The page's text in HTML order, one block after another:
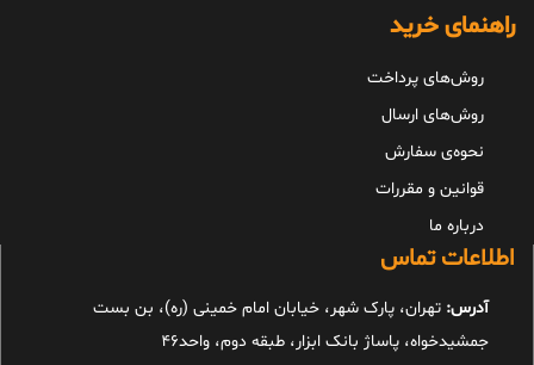
راهنمای خرید
روش‌های پرداخت
روش‌های ارسال
نحوه‌ی سفارش
قوانین و مقررات
درباره ما
اطلاعات تماس
آدرس: تهران، پارک شهر، خیابان امام خمینی (ره)، بن بست
جمشیدخواه، پاساژ بانک ابزار، طبقه دوم، واحد46